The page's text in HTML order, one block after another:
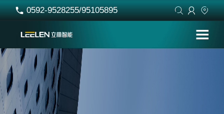
 0592-9528255/95105895   